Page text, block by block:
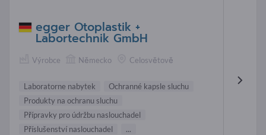
egger Otoplastik +
Labortechnik GmbH
Výrobce Německo Celosvětově
Laboratorne nabytek
Ochranné kapsle sluchu
Produkty na ochranu sluchu
Přípravky pro údržbu naslouchadel
Příslušenství naslouchadel
...